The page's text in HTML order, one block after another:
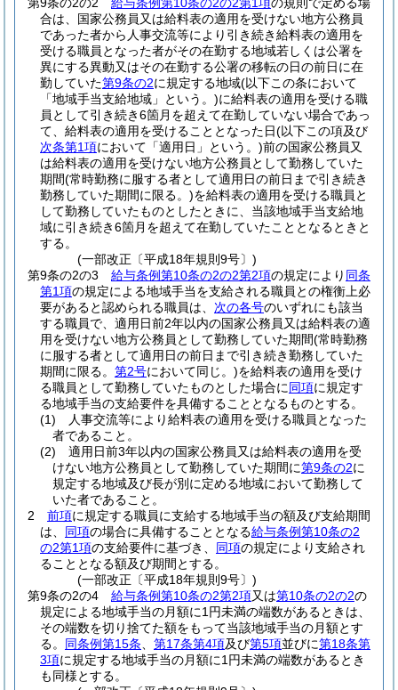
合は、国家公務員又は給料表の適用を受けない地方公務員
であった者から人事交流等により引き続き給料表の適用を
受ける職員となった者がその在勤する地域若しくは公署を
異にする異動又はその在勤する公署の移転の日の前日に在
勤していた第9条の2に規定する地域(以下この条において
「地域手当支給地域」という。)に給料表の適用を受ける職
員として引き続き6箇月を超えて在勤していない場合であっ
て、給料表の適用を受けることとなった日(以下この項及び
次条第1項において「適用日」という。)前の国家公務員又
は給料表の適用を受けない地方公務員として勤務していた
期間(常時勤務に服する者として適用日の前日まで引き続き
勤務していた期間に限る。)を給料表の適用を受ける職員と
して勤務していたものとしたときに、当該地域手当支給地
域に引き続き6箇月を超えて在勤していたこととなるときと
する。
(一部改正〔平成18年規則9号〕)
第9条の2の3
給与条例第10条の2の2第2項の規定により 同条
第1項の規定による地域手当を支給される職員との権衡上必
要があると認められる職員は、 次の各号のいずれにも該当
する職員で、適用日前2年以内の国家公務員又は給料表の適
用を受けない地方公務員として勤務していた期間(常時勤務
に服する者として適用日の前日まで引き続き勤務していた
期間に限る。 第2号において同じ。)を給料表の適用を受け
る職員として勤務していたものとした場合に同項に規定す
る地域手当の支給要件を具備することとなるものとする。
(1)
人事交流等により給料表の適用を受ける職員となった
者であること。
(2)
適用日前3年以内の国家公務員又は給料表の適用を受
けない地方公務員として勤務していた期間に第9条の2に
規定する地域及び長が別に定める地域において勤務して
いた者であること。
2
前項に規定する職員に支給する地域手当の額及び支給期間
は、 同項の場合に具備することとなる給与条例第10条の2
の2第1項の支給要件に基づき、 同項の規定により支給され
ることとなる額及び期間とする。
(一部改正〔平成18年規則9号〕)
第9条の2の4
給与条例第10条の2第2項又は第10条の2の2の
規定による地域手当の月額に1円未満の端数があるときは、
その端数を切り捨てた額をもって当該地域手当の月額とす
る。 同条例第15条 第17条第4項及び第5項並びに第18条第
3項に規定する地域手当の月額に1円未満の端数があるとき
も同様とする。